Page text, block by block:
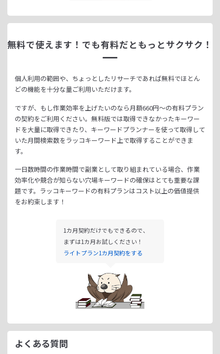
無料で使えます！ でも有料だともっとサクサク！
個人利用の範囲や、ちょっとしたリサーチであれば無料でほとん
どの機能を十分な量ご利用いただけます。
ですが、もし作業効率を上げたいのなら月額660円～の有料プラン
の契約をご利用ください。 無料版では取得できなかったキーワー
ドを大量に取得できたり、 キーワードプランナーを使って取得して
いた月間検索数をラッコキーワード上で取得することができま
す。
一日数時間の作業時間で副業として取り組まれている場合、 作業
効率化や競合が知らない穴場キーワードの確保はとても重要な課
題です。 ラッコキーワードの有料プランはコスト以上の価値提供
をお約束します！
1カ月契約だけでもできるので、
まずは1カ月お試しください！
ライトプラン1カ月契約をする
よくある質問